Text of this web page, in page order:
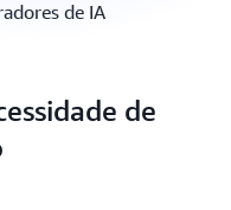
de IA
de